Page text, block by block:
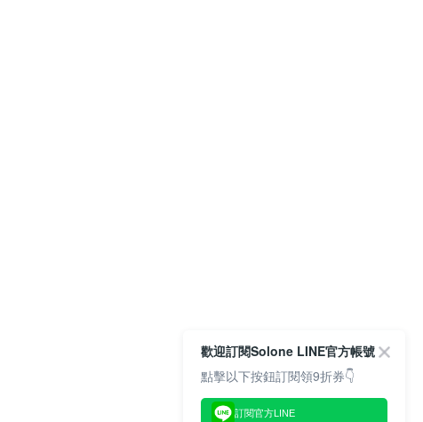
歡迎訂閱Solone LINE官方帳號
點擊以下按鈕訂閱領9折券👇
訂閱官方LINE